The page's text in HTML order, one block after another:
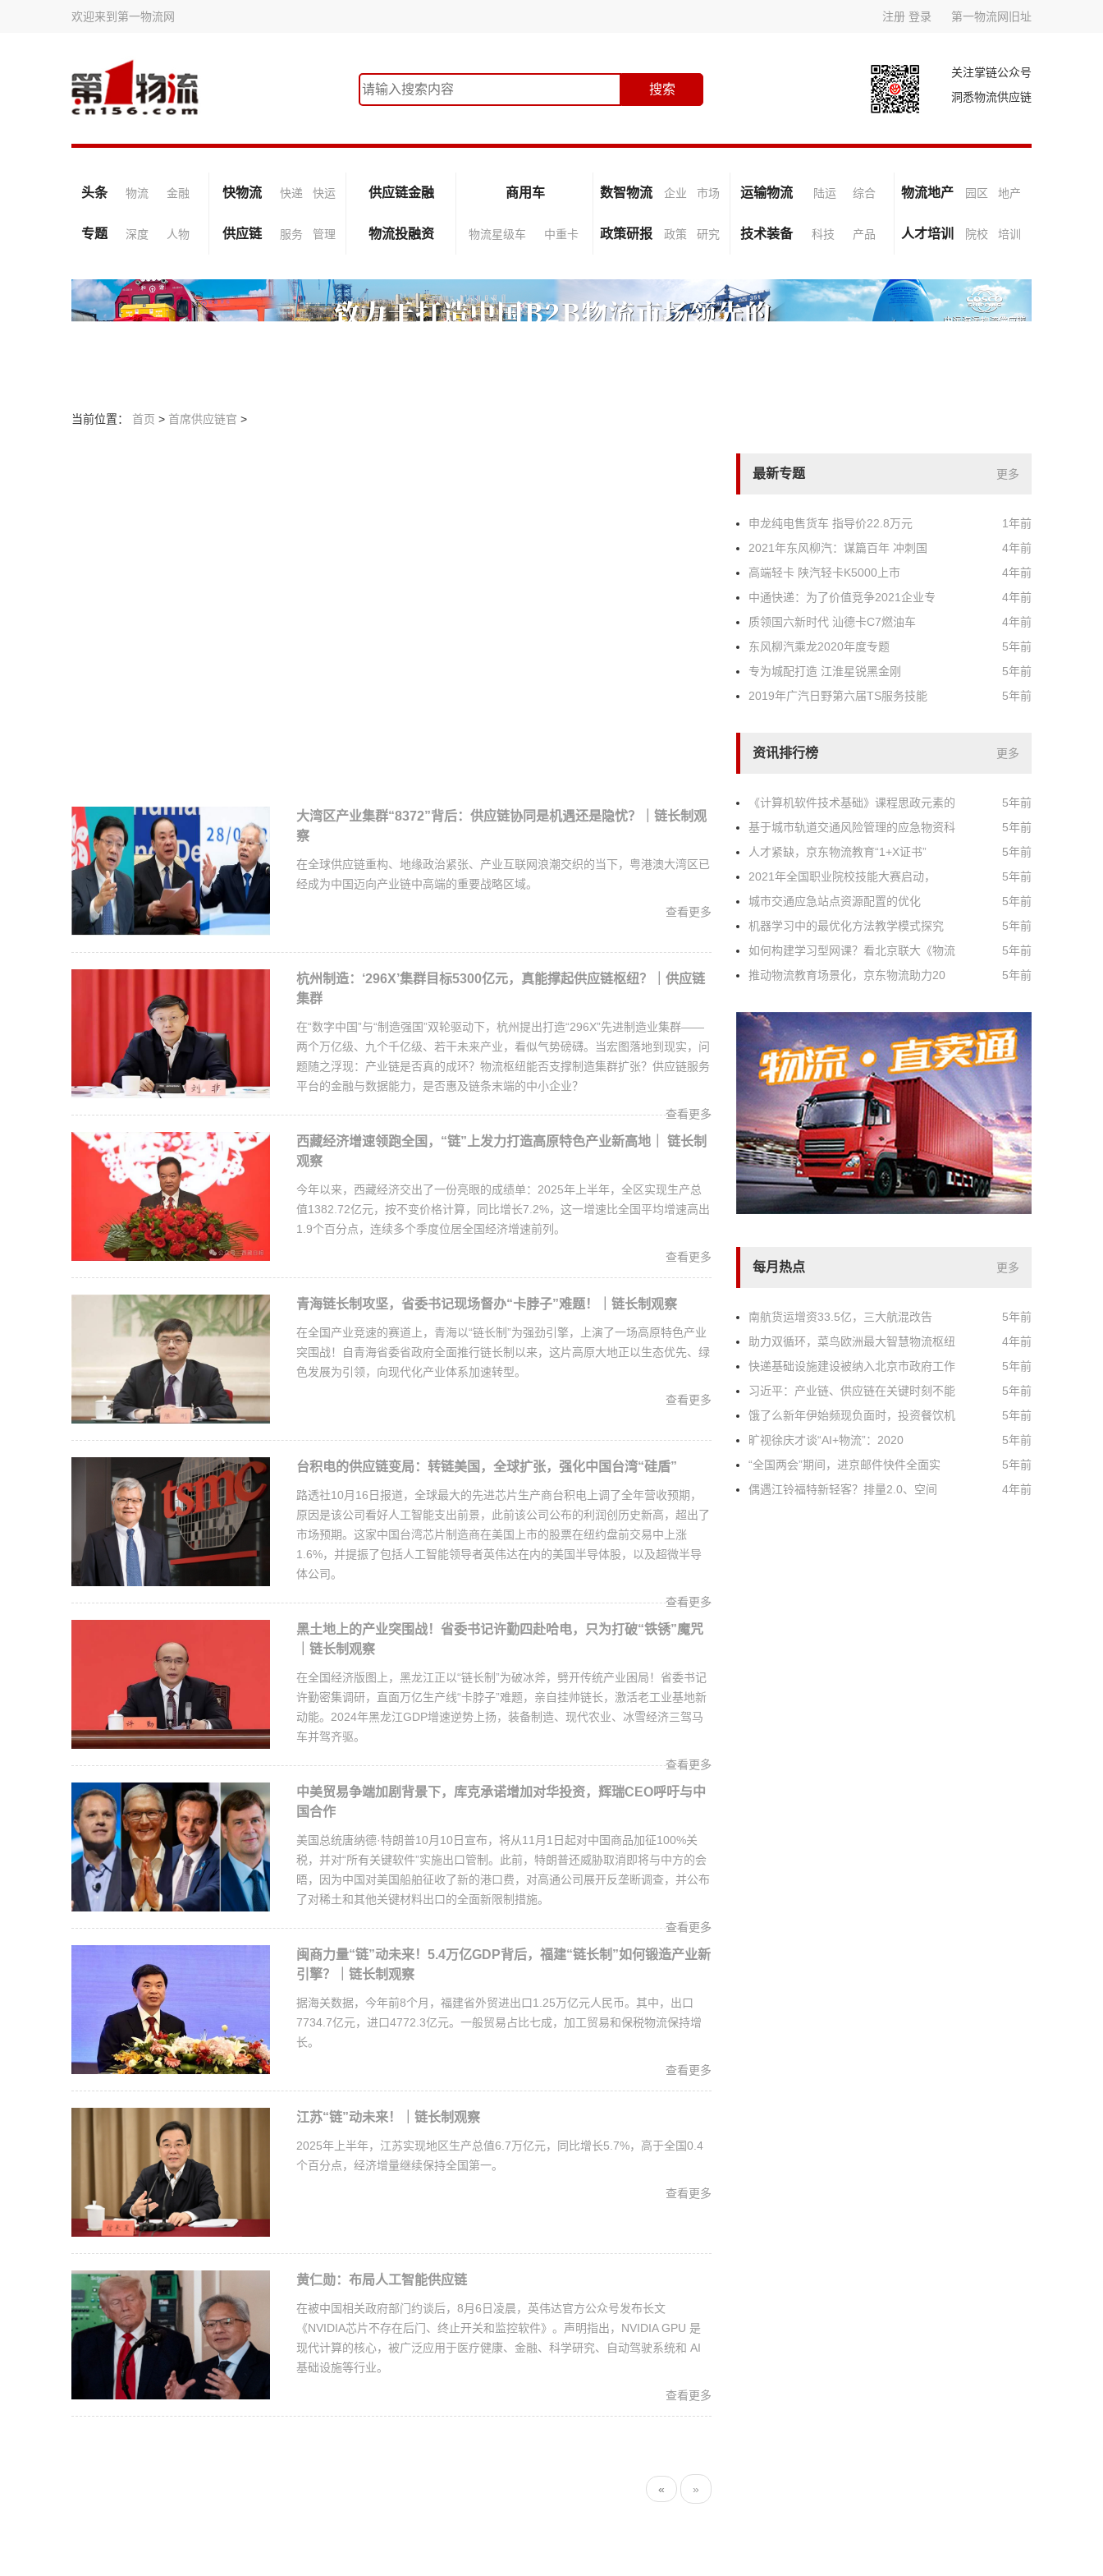
欢迎来到第一物流网 注册 登录 第一物流网旧址
关注掌链公众号
洞悉物流供应链
头条 物流 金融 快物流 快递 快运 供应链金融 商用车 数智物流 企业 市场 运输物流 陆运 综合 物流地产 园区 地产
专题 深度 人物 供应链 服务 管理 物流投融资 物流星级车 中重卡 政策研报 政策 研究 技术装备 科技 产品 人才培训 院校 培训
当前位置： 首页 > 首席供应链官 >
大湾区产业集群“8372”背后：供应链协同是机遇还是隐忧？｜链长制观
察
在全球供应链重构、地缘政治紧张、产业互联网浪潮交织的当下，粤港澳大湾区已
经成为中国迈向产业链中高端的重要战略区域。
查看更多
杭州制造：‘296X’集群目标5300亿元，真能撑起供应链枢纽？｜供应链
集群
在“数字中国”与“制造强国”双轮驱动下，杭州提出打造“296X”先进制造业集群——
两个万亿级、九个千亿级、若干未来产业，看似气势磅礴。当宏图落地到现实，问
题随之浮现：产业链是否真的成环？物流枢纽能否支撑制造集群扩张？供应链服务
平台的金融与数据能力，是否惠及链条末端的中小企业？
查看更多
西藏经济增速领跑全国，“链”上发力打造高原特色产业新高地｜ 链长制
观察
今年以来，西藏经济交出了一份亮眼的成绩单：2025年上半年，全区实现生产总
值1382.72亿元，按不变价格计算，同比增长7.2%，这一增速比全国平均增速高出
1.9个百分点，连续多个季度位居全国经济增速前列。
查看更多
青海链长制攻坚，省委书记现场督办“卡脖子”难题！｜链长制观察
在全国产业竞速的赛道上，青海以“链长制”为强劲引擎，上演了一场高原特色产业
突围战！自青海省委省政府全面推行链长制以来，这片高原大地正以生态优先、绿
色发展为引领，向现代化产业体系加速转型。
查看更多
台积电的供应链变局：转链美国，全球扩张，强化中国台湾“硅盾”
路透社10月16日报道，全球最大的先进芯片生产商台积电上调了全年营收预期，
原因是该公司看好人工智能支出前景，此前该公司公布的利润创历史新高，超出了
市场预期。这家中国台湾芯片制造商在美国上市的股票在纽约盘前交易中上涨
1.6%，并提振了包括人工智能领导者英伟达在内的美国半导体股，以及超微半导
体公司。
查看更多
黑土地上的产业突围战！省委书记许勤四赴哈电，只为打破“铁锈”魔咒
｜链长制观察
在全国经济版图上，黑龙江正以“链长制”为破冰斧，劈开传统产业困局！省委书记
许勤密集调研，直面万亿生产线“卡脖子”难题，亲自挂帅链长，激活老工业基地新
动能。2024年黑龙江GDP增速逆势上扬，装备制造、现代农业、冰雪经济三驾马
车并驾齐驱。
查看更多
中美贸易争端加剧背景下，库克承诺增加对华投资，辉瑞CEO呼吁与中
国合作
美国总统唐纳德·特朗普10月10日宣布，将从11月1日起对中国商品加征100%关
税，并对“所有关键软件”实施出口管制。此前，特朗普还威胁取消即将与中方的会
晤，因为中国对美国船舶征收了新的港口费，对高通公司展开反垄断调查，并公布
了对稀土和其他关键材料出口的全面新限制措施。
查看更多
闽商力量“链”动未来！5.4万亿GDP背后，福建“链长制”如何锻造产业新
引擎？｜链长制观察
据海关数据，今年前8个月，福建省外贸进出口1.25万亿元人民币。其中，出口
7734.7亿元，进口4772.3亿元。一般贸易占比七成，加工贸易和保税物流保持增
长。
查看更多
江苏“链”动未来！｜链长制观察
2025年上半年，江苏实现地区生产总值6.7万亿元，同比增长5.7%，高于全国0.4
个百分点，经济增量继续保持全国第一。
查看更多
黄仁勋：布局人工智能供应链
在被中国相关政府部门约谈后，8月6日凌晨，英伟达官方公众号发布长文
《NVIDIA芯片不存在后门、终止开关和监控软件》。声明指出，NVIDIA GPU 是
现代计算的核心，被广泛应用于医疗健康、金融、科学研究、自动驾驶系统和 AI
基础设施等行业。
查看更多
« »
最新专题 更多
申龙纯电售货车 指导价22.8万元
1年前
2021年东风柳汽：谋篇百年 冲刺国
4年前
高端轻卡 陕汽轻卡K5000上市
4年前
中通快递：为了价值竞争2021企业专
4年前
质领国六新时代 汕德卡C7燃油车
4年前
东风柳汽乘龙2020年度专题
5年前
专为城配打造 江淮星锐黑金刚
5年前
2019年广汽日野第六届TS服务技能
5年前
资讯排行榜 更多
《计算机软件技术基础》课程思政元素的
5年前
基于城市轨道交通风险管理的应急物资科
5年前
人才紧缺，京东物流教育“1+X证书”
5年前
2021年全国职业院校技能大赛启动，
5年前
城市交通应急站点资源配置的优化
5年前
机器学习中的最优化方法教学模式探究
5年前
如何构建学习型网课？看北京联大《物流
5年前
推动物流教育场景化，京东物流助力20
5年前
每月热点 更多
南航货运增资33.5亿，三大航混改告
5年前
助力双循环，菜鸟欧洲最大智慧物流枢纽
4年前
快递基础设施建设被纳入北京市政府工作
5年前
习近平：产业链、供应链在关键时刻不能
5年前
饿了么新年伊始频现负面时，投资餐饮机
5年前
旷视徐庆才谈“AI+物流”：2020
5年前
“全国两会”期间，进京邮件快件全面实
5年前
偶遇江铃福特新轻客？排量2.0、空间
4年前